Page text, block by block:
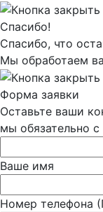
Спасибо!
Спасибо, что
Мы обработаем
Форма заявки
Оставьте ваши
мы обязательно
Ваше имя
Номер телефона